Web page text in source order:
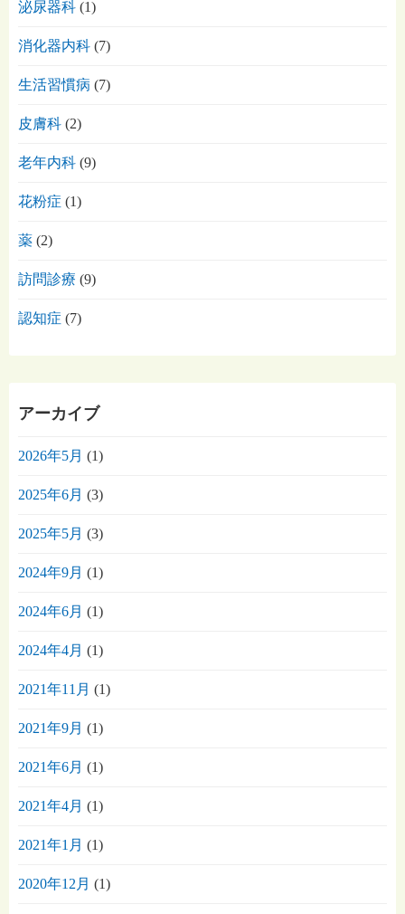
泌尿器科 (1)
消化器内科 (7)
生活習慣病 (7)
皮膚科 (2)
老年内科 (9)
花粉症 (1)
薬 (2)
訪問診療 (9)
認知症 (7)
アーカイブ
2026年5月 (1)
2025年6月 (3)
2025年5月 (3)
2024年9月 (1)
2024年6月 (1)
2024年4月 (1)
2021年11月 (1)
2021年9月 (1)
2021年6月 (1)
2021年4月 (1)
2021年1月 (1)
2020年12月 (1)